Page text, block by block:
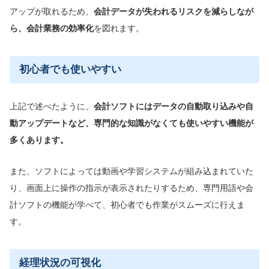
アップが取れるため、 会計データが失われるリスクを減らしなが
ら、会計業務の効率化を図れます。
初心者でも使いやすい
上記で述べたように、 会計ソフトにはデータの自動取り込みや自
動アップデートなど、専門的な知識がなくても使いやすい機能が
多くあります。
また、ソフトによっては動画や学習システムが組み込まれていた
り、画面上に操作の指示が表示されたりするため、専門用語や会
計ソフトの機能が学べて、初心者でも作業がスムーズに行えま
す。
経理状況の可視化